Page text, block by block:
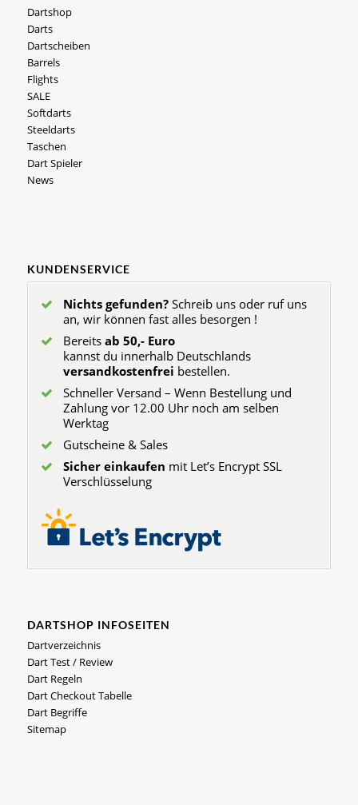
Dartshop
Darts
Dartscheiben
Barrels
Flights
SALE
Softdarts
Steeldarts
Taschen
Dart Spieler
News
KUNDENSERVICE
Nichts gefunden?Schreib uns oder ruf uns
an, wir können fast alles besorgen !
Bereits ab 50,- Euro
kannst du innerhalb Deutschlands
versandkostenfrei bestellen.
Schneller Versand – Wenn Bestellung und
Zahlung vor 12.00 Uhr noch am selben
Werktag
Gutscheine & Sales
Sicher einkaufen mit Let’s Encrypt SSL
Verschlüsselung
DARTSHOP INFOSEITEN
Dartverzeichnis
Dart Test / Review
Dart Regeln
Dart Checkout Tabelle
Dart Begriffe
Sitemap